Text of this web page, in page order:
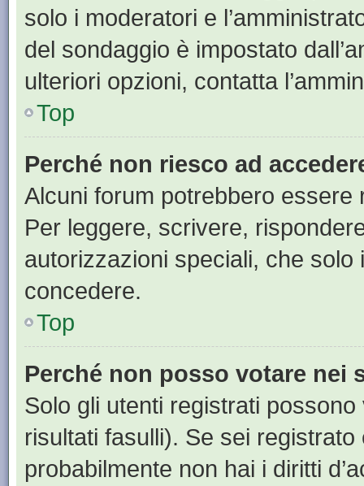
solo i moderatori e
del sondaggio è impostato
ulteriori opzioni, contatta
Top
Perché non riesco ad
Alcuni forum potrebbero
Per leggere, scrivere,
autorizzazioni speciali, che solo
concedere.
Top
Perché non posso votare nei
Solo gli utenti registrati
risultati fasulli). Se sei
probabilmente non hai i diritti